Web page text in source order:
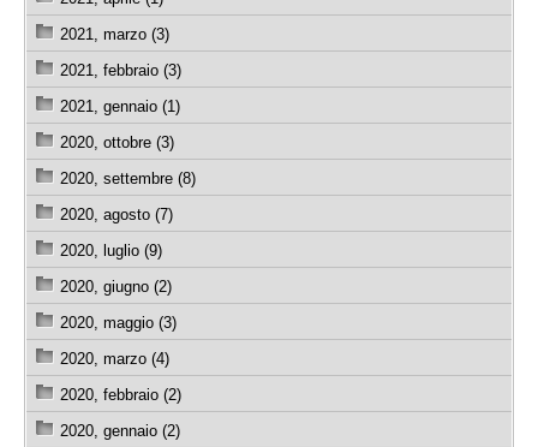
2021, marzo (3)
2021, febbraio (3)
2021, gennaio (1)
2020, ottobre (3)
2020, settembre (8)
2020, agosto (7)
2020, luglio (9)
2020, giugno (2)
2020, maggio (3)
2020, marzo (4)
2020, febbraio (2)
2020, gennaio (2)